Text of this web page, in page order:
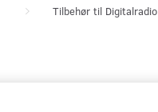
Tilbehør til Digitalradio